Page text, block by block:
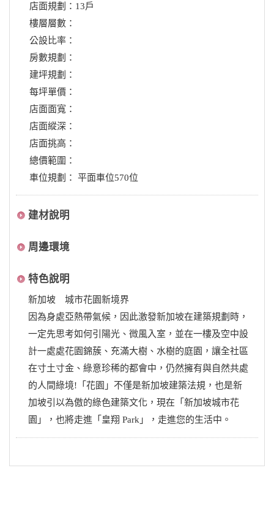
店面規劃：13戶
樓層層數：
公設比率：
房數規劃：
建坪規劃：
每坪單價：
店面面寬：
店面縱深：
店面挑高：
總價範圍：
車位規劃： 平面車位570位
建材說明
周邊環境
特色說明
新加坡 城市花園新境界
因為身處亞熱帶氣候，因此激發新加坡在建築規劃時，
一定先思考如何引陽光、微風入室，並在一樓及空中設
計一處處花園錦蔟、充滿大樹、水樹的庭園，讓全社區
在寸土寸金、綠意珍稀的都會中，仍然擁有與自然共處
的人間綠境!「花園」不僅是新加坡建築法規，也是新
加坡引以為傲的綠色建築文化，現在「新加坡城市花
園」，也將走進「皇翔 Park」，走進您的生活中。